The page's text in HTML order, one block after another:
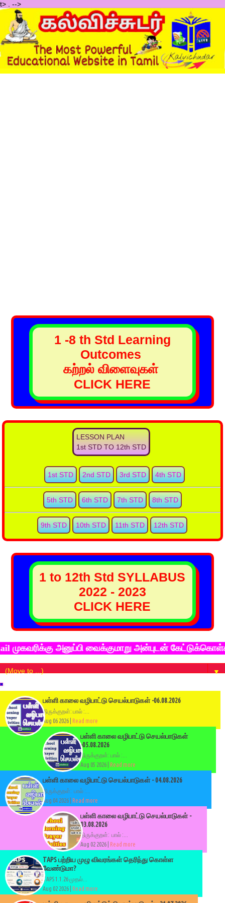
t> -->
1 -8 th Std Learning
Outcomes
கற்றல் விளைவுகள்
CLICK HERE
LESSON PLAN
1st STD TO 12th STD
1st STD 2nd STD 3rd STD 4th STD
5th STD 6th STD 7th STD 8th STD
9th STD 10th STD 11th STD 12th STD
1 to 12th Std SYLLABUS
2022 - 2023
CLICK HERE
அனுப்பி வைக்குமாறு அன்புடன்
▼
பள்ளி காலை வழிபாட்டு செயல்பாடுகள் -06.08.2026
திருக்குறள்: பால் :...
Aug 06 2026 |
Read more
பள்ளி காலை வழிபாட்டு செயல்பாடுகள்
-05.08.2026
திருக்குறள்: பால் :...
Aug 05 2026 | Read more
பள்ளி காலை வழிபாட்டு செயல்பாடுகள் - 04.08.2026
திருக்குறள்: பால் :...
Aug 04 2026 | Read more
பள்ளி காலை வழிபாட்டு செயல்பாடுகள் -
03.08.2026
திருக்குறள்: பால் :...
Aug 02 2026 |
Read more
TAPS பற்றிய முழு விவரங்கள் தெரிந்து கொள்ள
வேண்டுமா?
TAPS 1.1.26 முதல்...
Aug 02 2026 | Read more